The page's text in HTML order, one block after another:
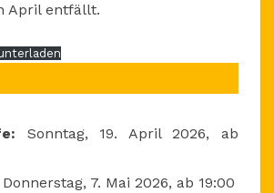
April entfällt.
Sonntag, 19. April 2026, ab
Donnerstag, 7. Mai 2026, ab 19:00